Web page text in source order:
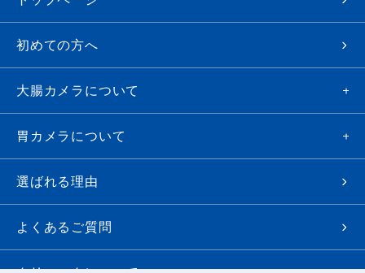
初めての方へ
大腸カメラについて
胃カメラについて
選ばれる理由
よくあるご質問